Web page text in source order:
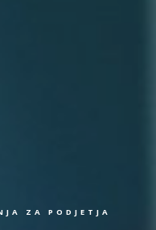
ZA PODJETJA